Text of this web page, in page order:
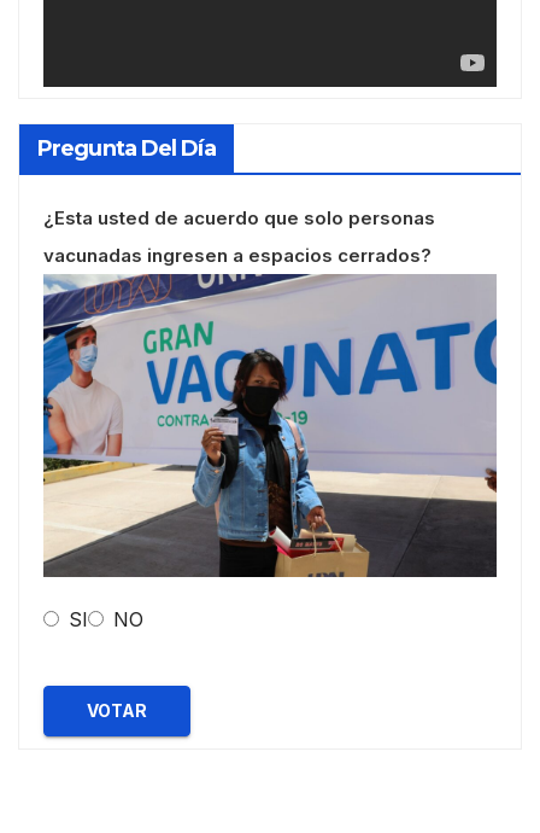
Pregunta Del Día
¿Esta usted de acuerdo que solo personas
vacunadas ingresen a espacios cerrados?
SI NO
VOTAR